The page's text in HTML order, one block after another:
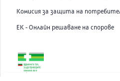
Комисия за защита на
ЕК - Онлайн решаване на спорове